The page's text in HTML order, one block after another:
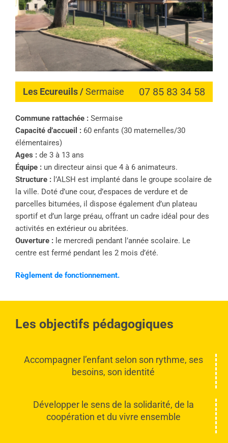
Les Ecureuils /Sermaise 07 85 83 34 58
Commune rattachée :Sermaise
Capacité d’accueil :60 enfants (30 maternelles/30
élémentaires)
Ages :de 3 à 13 ans
Équipe :un directeur ainsi que 4 à 6 animateurs.
Structure :l’ALSH est implanté dans le groupe scolaire de
la ville. Doté d’une cour, d’espaces de verdure et de
parcelles bitumées, il dispose également d’un plateau
sportif et d’un large préau, offrant un cadre idéal pour des
activités en extérieur ou abritées.
Ouverture :le mercredi pendant l’année scolaire. Le
centre est fermé pendant les 2 mois d’été.
Règlement de fonctionnement.
Les objectifs pédagogiques
Accompagner l’enfant selon son rythme, ses
besoins, son identité
Développer le sens de la solidarité, de la
coopération et du vivre ensemble